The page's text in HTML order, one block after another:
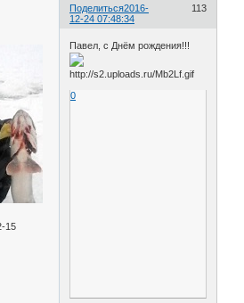
Поделиться 113
2016-
12-24 07:48:34
15
Павел, с Днём рождения!!!
0